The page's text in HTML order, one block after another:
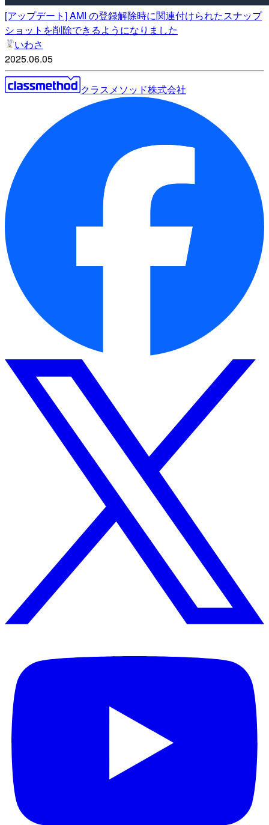
[アップデート] AMI の登録解除時に関連付けられたスナップ
ショットを削除できるようになりました
いわさ
2025.06.05
クラスメソッド株式会社